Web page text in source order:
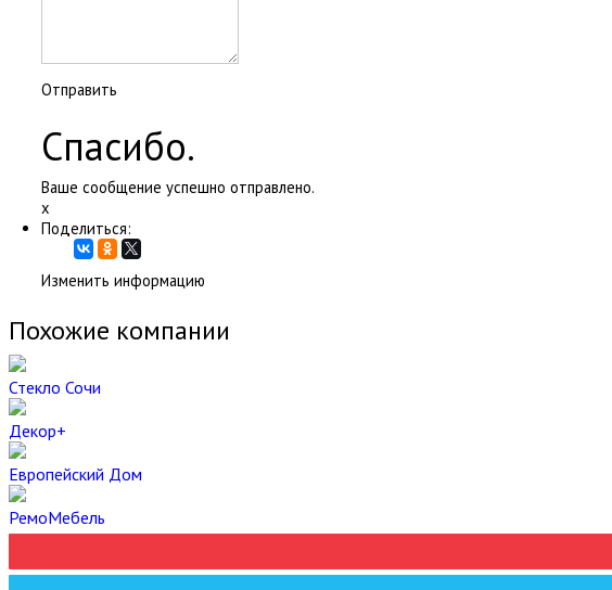
Отправить
Спасибо.
Ваше сообщение успешно отправлено.
x
Поделиться:
Изменить информацию
Похожие компании
Стекло Сочи
Декор+
Европейский Дом
РемоМебель